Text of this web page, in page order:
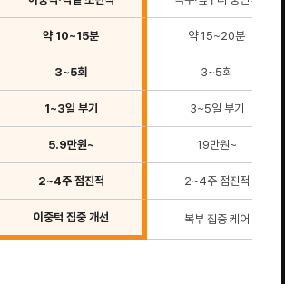
약 10~15분 약 15~20분
3~5회 3~5회
1~3일 부기 3~5일 부기
5.9만원~ 19만원~
2~4주 점진적 2~4주 점진적
이중턱 집중 개선 복부 집중 케어